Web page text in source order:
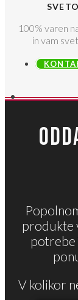
100% varen
in vam
produkte
potrebe
V kolikor